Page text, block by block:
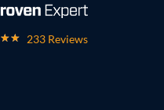
233 Reviews